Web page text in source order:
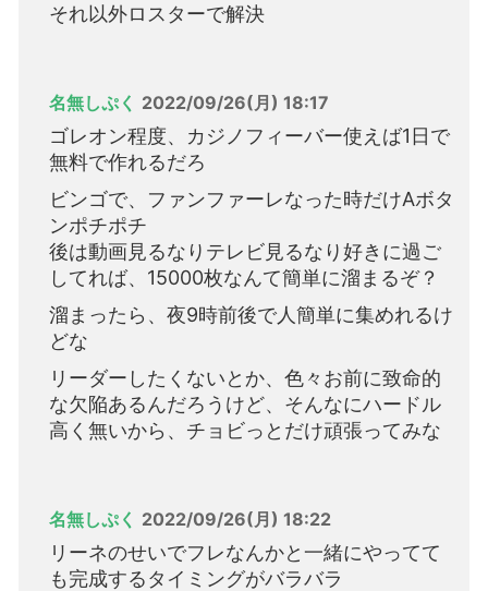
それ以外ロスターで解決
名無しぷく 2022/09/26(月) 18:17
ゴレオン程度、カジノフィーバー使えば1日で
無料で作れるだろ
ビンゴで、ファンファーレなった時だけAボタ
ンポチポチ
後は動画見るなりテレビ見るなり好きに過ご
してれば、15000枚なんて簡単に溜まるぞ？
溜まったら、夜9時前後で人簡単に集めれるけ
どな
リーダーしたくないとか、色々お前に致命的
な欠陥あるんだろうけど、そんなにハードル
高く無いから、チョビっとだけ頑張ってみな
名無しぷく 2022/09/26(月) 18:22
リーネのせいでフレなんかと一緒にやってて
も完成するタイミングがバラバラ